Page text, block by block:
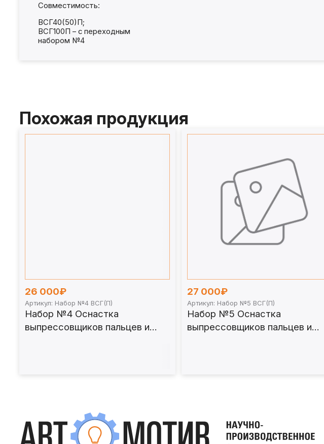
Совместимость:
ВСГ40(50)П;
ВСГ100П – с переходным
набором №4
Похожая продукция
26 000₽
Артикул: Набор №4 ВСГ(П)
Набор №4 Оснастка
выпрессовщиков пальцев и
27 000₽
Артикул: Набор №5 ВСГ(П)
Набор №5 Оснастка
выпрессовщиков пальцев и